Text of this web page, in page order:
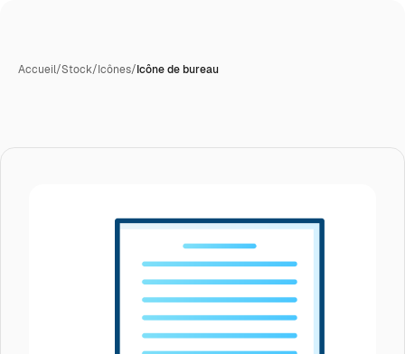
Accueil/Stock/Icônes/Icône de bureau